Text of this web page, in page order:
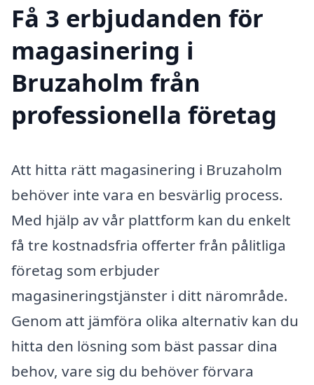
Få 3 erbjudanden för
magasinering i
Bruzaholm från
professionella företag
Att hitta rätt magasinering i Bruzaholm
behöver inte vara en besvärlig process.
Med hjälp av vår plattform kan du enkelt
få tre kostnadsfria offerter från pålitliga
företag som erbjuder
magasineringstjänster i ditt närområde.
Genom att jämföra olika alternativ kan du
hitta den lösning som bäst passar dina
behov, vare sig du behöver förvara